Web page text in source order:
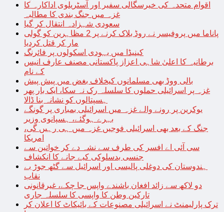
اقوام متحدہ کی خیرسگالی سفیر اور آسٹریلوی اداکارہ کا
غزہ میں جنگ بندی کا مطالبہ
سعودی شہزادہ انتقال کر گیا
پاناما میں پروفیسر نے روڈ بلاک کرنے پر 2 مظاہرین کو گولی
مار کر قتل کردیا
کینیڈا میں یہودی اسکولوں پر فائرنگ
برطانیہ کا اعلیٰ شاہی اعزاز پاکستانی مصنف عارف انیس
کے نام
بالی ووڈ بھی مسلمانوں کیخلاف بغض میں پیش پیش
غزہ پر اسرائیلی حملوں کا سلسلہ رک نہ سکا، ایک بار پھر
ہسپتالوں کو نشانہ بنا ڈالا
یوکرین پر رونے والے غزہ میں اسرائیلی بمباری پر گونگے
بہرے ہوگئے، ہسپانوی وزیر
جنگ کے بعد بھی اسرائیلی فوجیں غزہ میں ہی رہیں گی،
امریکا
سی آئی اے افسر کی طرف سے نشہ دے کر خواتین سے
جنسی بدسلوکی کیے جانے کا انکشاف
ہندوستان کی دوغلی پالیسی اور اسرائیل سے گٹھ جوڑ بے
نقاب
دو لاکھ سے زائد افغان باشندے واپس جا چکے، غیرقانونی
تارکین وطن کا واپسی کا سلسلہ جاری
ترک پارلیمنٹ نے اسرائیلی مصنوعات کے بائیکاٹ کا اعلان کر